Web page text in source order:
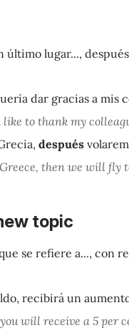
último lugar...,
dar gracias a mis
to thank my
después
then we will
topic
se refiere a..., con
recibirá un
will receive a 5 per